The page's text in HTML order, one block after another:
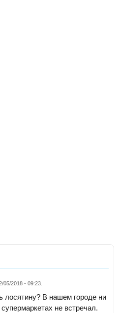
05/2018 - 09:23
лосятину? В нашем городе ни
не встречал.